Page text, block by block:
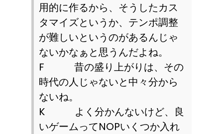
用的に作るから、そうしたカス
タマイズというか、テンポ調整
が難しいというのがあるんじゃ
ないかなぁと思うんだよね。
F 昔の盛り上がりは、その
時代の人じゃないと中々分から
ないね。
Kよく分かんないけど、良
いゲームってNOPいくつか入れ